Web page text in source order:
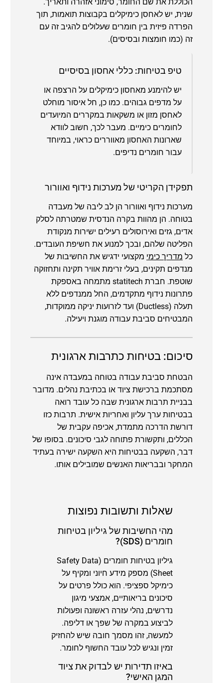
הכוללת את שם החומר, סימוני אזהרה ותאריך.
שנית, יש לאחסן כימיקלים בקבוצות תואמות, תוך
הפרדה פיזית בין חומרים שעלולים להגיב זה עם
זה (כמו חומצות ובסיסים).
טיפ בטיחות: כללי אחסון בסיסיים
יש להימנע מאחסון כימיקלים על הרצפה או
על מדפים גבוהים. כמו כן, חל איסור מוחלט
לאחסן מזון או משקאות במקררים המיועדים
לחומרים כימיים. מעבר לכך, חשוב לוודא
שארונות האחסון מאווררים כראוי, במיוחד
עבור חומרים נדיפים.
תפקידן הקריטי של מערכות נידוף ואוורור
מערכות נידוף ואוורור הן לב ליבה של מעבדה
בטוחה. הן מהוות בקרה הנדסית שמטרתה לסלק
אדים, גזים ואירוסולים רעילים ישירות מנקודת
הפליטה שלהם, ובכך למנוע את חשיפת העובדים.
כל מדריך כימי מקצועי ידגיש את החשיבות של
מנדפים תקינים, בעלי זרימת אוויר תקינה ותחזוקה
שוטפת. חברת statitech מתמחה באספקת
פתרונות נידוף מתקדמים, החל ממנדפים ללא
תעלה (Ductless) ועד לזרועות יניקה ממוקדות,
המבטיחים סביבת עבודה מוגנת ויעילה.
סיכום: בטיחות כתרבות ארגונית
הבטחת סביבת עבודה בטוחה במעבדה אינה
מסתכמת ברכישת ציוד או בכתיבת נהלים. מדובר
בבניית תרבות ארגונית שבה כל עובד רואה
בבטיחות ערך עליון ואחריות אישית. תרבות כזו
דורשת הדרכה מתמדת, אכיפה עקבית של
הכללים, ותקשורת פתוחה לגבי סיכונים. בסופו של
דבר, השקעה בבטיחות היא השקעה ישירה בעתיד
המחקר ובבריאות האנשים שמובילים אותו.
שאלות ותשובות נפוצות
מהי החשיבות של גיליון בטיחות
חומרים (SDS)?
גיליון בטיחות חומרים (Safety Data
Sheet) מספק מידע חיוני ומקיף על
כימיקל ספציפי. הוא כולל פרטים על
סיכונים בריאותיים, אמצעי מיגון
נדרשים, נהלי עזרה ראשונה ופעולות
לביצוע במקרה של שפך או דליפה.
למעשה, זהו מסמך חובה שיש להחזיק
זמין ונגיש לכל עובד החשוף לחומר.
באיזו תדירות יש לבדוק את ציוד
המגן האישי?